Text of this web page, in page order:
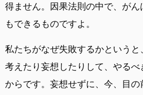
得ません。因果法則の中で、が
もできるものですよ。
私たちがなぜ失敗するかというと
考えたり妄想したりして、やる
からです。妄想せずに、今、目